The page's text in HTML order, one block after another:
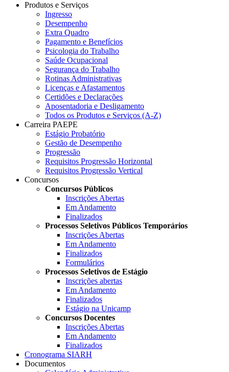
Produtos e Serviços
Ingresso
Desempenho
Extra Quadro
Pagamento e Benefícios
Psicologia do Trabalho
Saúde Ocupacional
Segurança do Trabalho
Rotinas Administrativas
Licenças e Afastamentos
Certidões e Declarações
Aposentadoria e Desligamento
Todos os Produtos e Serviços (A-Z)
Carreira PAEPE
Estágio Probatório
Gestão de Desempenho
Progressão
Requisitos Progressão Horizontal
Requisitos Progressão Vertical
Concursos
Concursos Públicos
Inscrições Abertas
Em Andamento
Finalizados
Processos Seletivos Públicos Temporários
Inscrições Abertas
Em Andamento
Finalizados
Formulários
Processos Seletivos de Estágio
Inscrições abertas
Em Andamento
Finalizados
Estágio na Unicamp
Concursos Docentes
Inscrições Abertas
Em Andamento
Finalizados
Cronograma SIARH
Documentos